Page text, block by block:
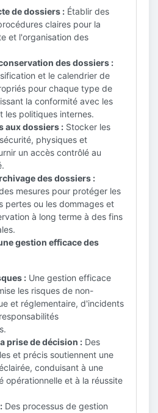
de dossiers : Établir des
claires pour la
et l'organisation des
des dossiers :
et le calendrier de
pour chaque type de
la conformité avec les
les politiques internes.
aux dossiers : Stocker les
physiques et
un accès contrôlé au
des dossiers :
mesures pour protéger les
pertes ou les dommages et
à long terme à des fins
gestion efficace des
: Une gestion efficace
les risques de non-
et réglementaire, d'incidents
prise de décision : Des
et précis soutiennent une
conduisant à une
opérationnelle et à la réussite
Des processus de gestion